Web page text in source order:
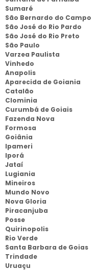
Sumaré
São Bernardo do Campo
São José do Rio Pardo
São José do Rio Preto
São Paulo
Varzea Paulista
Vinhedo
Anapolis
Aparecida de Goiania
Catalão
Clominia
Curumbá de Goiais
Fazenda Nova
Formosa
Goiânia
Ipameri
Iporá
Jataí
Lugiania
Mineiros
Mundo Novo
Nova Gloria
Piracanjuba
Posse
Quirinopolis
Rio Verde
Santa Barbara de Goias
Trindade
Uruaçu